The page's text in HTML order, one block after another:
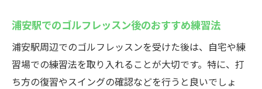
浦安駅のレッスンで技術を向上させる方法
初心者が技術を磨くための練習法
基礎を固めることで得られる長期的な成果
浦安駅でのゴルフレッスン後のおすすめ練習法
浦安駅周辺でのゴルフレッスンを受けた後は、自宅や練
習場での練習法を取り入れることが大切です。特に、打
ち方の復習やスイングの確認などを行うと良いでしょ